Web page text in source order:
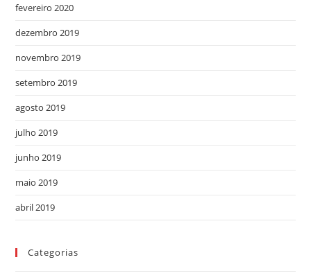
fevereiro 2020
dezembro 2019
novembro 2019
setembro 2019
agosto 2019
julho 2019
junho 2019
maio 2019
abril 2019
Categorias